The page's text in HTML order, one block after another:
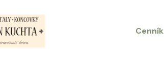
Cenník